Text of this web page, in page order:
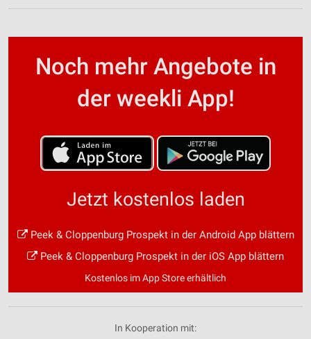
Noch mehr Angebote in
der weekli App!
Jetzt kostenlos laden
Peek & Cloppenburg Prospekt in der Android App blättern
Peek & Cloppenburg Prospekt in der iOS App blättern
Kostenlos im App Store erhältlich
In Kooperation mit: